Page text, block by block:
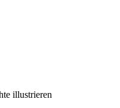
illustrieren